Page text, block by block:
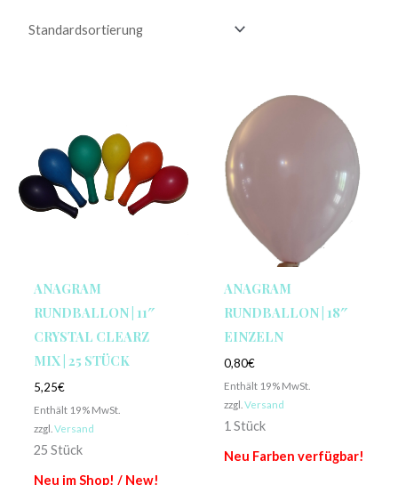
ANAGRAM
RUNDBALLON | 11″
CRYSTAL CLEARZ
MIX | 25 STÜCK
5,25€
Enthält 19% MwSt.
zzgl. Versand
25 Stück
Neu im Shop! / New!
ANAGRAM
RUNDBALLON | 18″
EINZELN
0,80€
Enthält 19% MwSt.
zzgl. Versand
1 Stück
Neu Farben verfügbar!